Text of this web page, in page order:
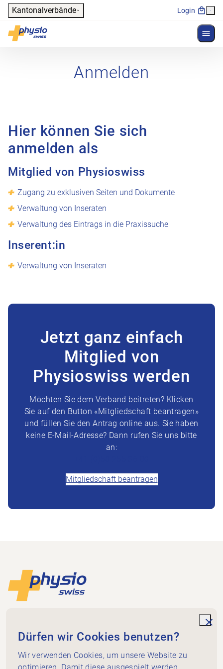
Header
Kantonalverbände Login
Physioswiss
Hauptnavigation
Anmelden
Hier können Sie sich
anmelden als
Mitglied von Physioswiss
Zugang zu exklusiven Seiten und Dokumente
Verwaltung von Inseraten
Verwaltung des Eintrags in die Praxissuche
Inserent:in
Verwaltung von Inseraten
Jetzt ganz einfach
Mitglied von
Physioswiss werden
Möchten Sie dem Verband beitreten? Klicken
Sie auf den Button «Mitgliedschaft beantragen»
und füllen Sie den Antrag online aus. Sie haben
keine E-Mail-Adresse? Dann rufen Sie uns bitte
an:
Mitgliedschaft beantragen
Footer
Dammweg 3
3013 Bern
+41 58 255 36 00
info@physioswiss.ch
Dürfen wir Cookies benutzen?
Wir verwenden Cookies, um unsere Website zu